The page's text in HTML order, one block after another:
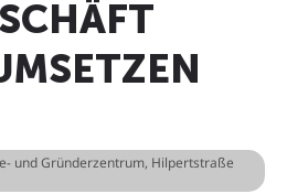
und Gründerzentrum, Hilpertstraße